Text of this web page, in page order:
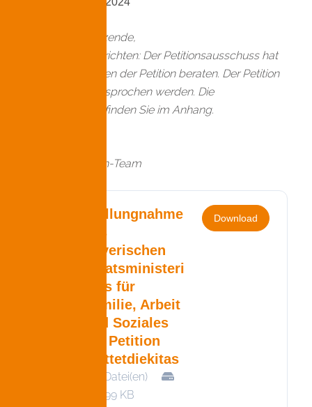
Liebe Unterstützende,
schlechte Nachrichten: Der Petitionsausschuss hat
über das Anliegen der Petition beraten. Der Petition
konnte nicht entsprochen werden. Die
Stellungnahme finden Sie im Anhang.
das openPetition-Team
Stellungnahme
des
Bayerischen
Staatsministeri
ums für
Familie, Arbeit
und Soziales
zur Petition
#rettetdiekitas
1 Datei(en)
208.99 KB
Download